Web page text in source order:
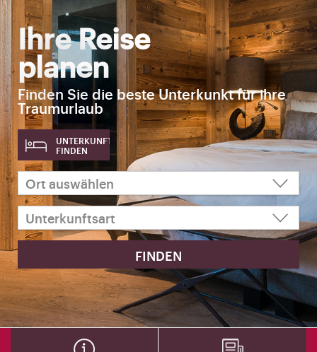
Ihre Reise
planen
Finden Sie die beste Unterkunkt für ihre
Traumurlaub
UNTERKUNFT
FINDEN